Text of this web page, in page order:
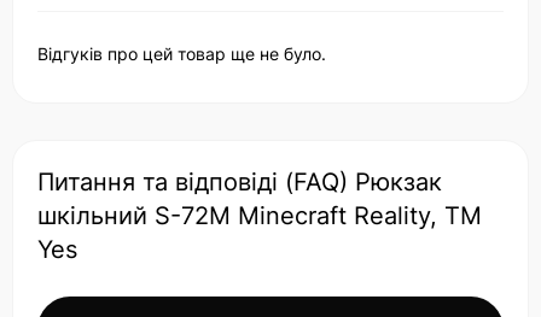
Відгуків про цей товар ще не було.
Питання та відповіді (FAQ) Рюкзак
шкільний S-72M Minecraft Reality, ТМ
Yes